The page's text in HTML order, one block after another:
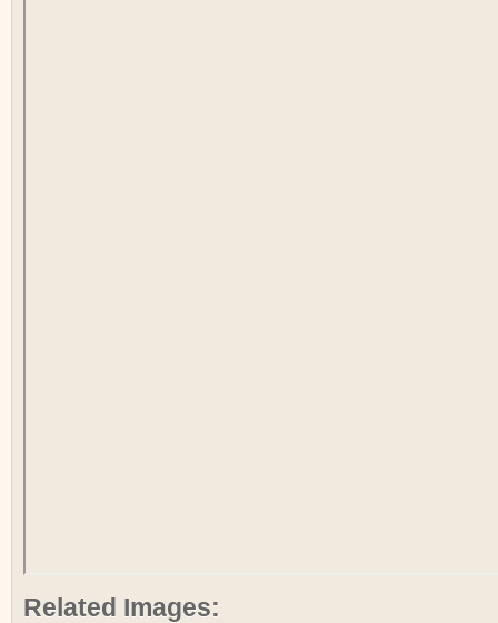
Related Images: